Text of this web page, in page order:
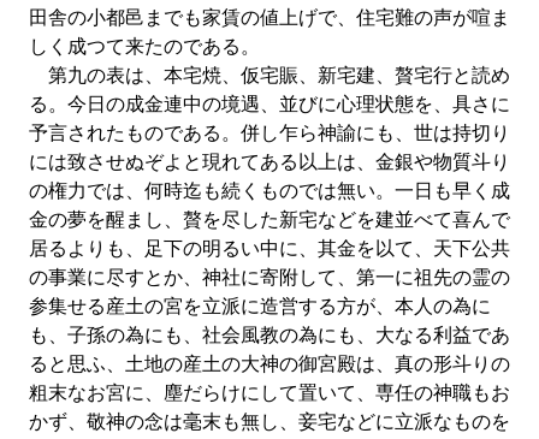
田舎の小都邑までも家賃の値上げで、住宅難の声が喧ま
しく成つて来たのである。
第九の表は、本宅焼、仮宅賑、新宅建、贅宅行と読め
る。今日の成金連中の境遇、並びに心理状態を、具さに
予言されたものである。併し乍ら神諭にも、世は持切り
には致させぬぞよと現れてある以上は、金銀や物質斗り
の権力では、何時迄も続くものでは無い。一日も早く成
金の夢を醒まし、贅を尽した新宅などを建並べて喜んで
居るよりも、足下の明るい中に、其金を以て、天下公共
の事業に尽すとか、神社に寄附して、第一に祖先の霊の
参集せる産土の宮を立派に造営する方が、本人の為に
も、子孫の為にも、社会風教の為にも、大なる利益であ
ると思ふ、土地の産土の大神の御宮殿は、真の形斗りの
粗末なお宮に、塵だらけにして置いて、専任の神職もお
かず、敬神の念は毫末も無し、妾宅などに立派なものを